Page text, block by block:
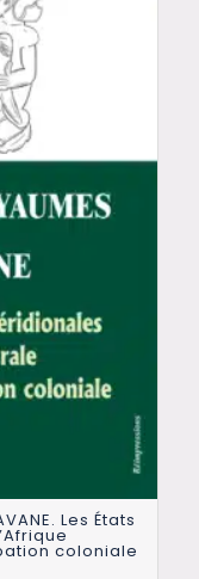
Les États
coloniale